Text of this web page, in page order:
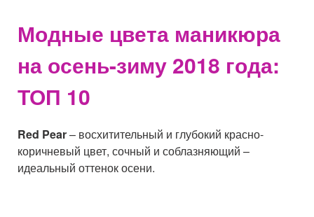
Модные цвета маникюра
на осень-зиму 2018 года:
ТОП 10
Red Pear– восхитительный и глубокий красно-
коричневый цвет, сочный и соблазняющий –
идеальный оттенок осени.